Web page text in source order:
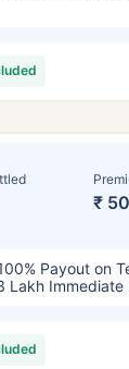
₹
Payout on
Lakh Immediate